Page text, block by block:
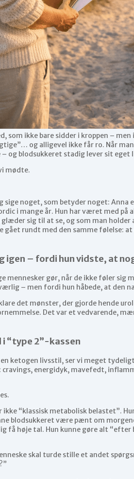
som ikke bare sidder i kroppen –
og alligevel ikke får ro. Når
og blodsukkeret stadig lever sit eget
mødte.
noget, som betyder noget: Anna
i mange år. Hun har været med på
sig til at se, og som man
gået rundt med den samme følelse:
igen – fordi hun vidste, at
mennesker gør, når de ikke føler sig
– men fordi hun håbede, at den
det mønster, der gjorde hende
Det var et vedvarende,
i “type 2”-kassen
ketogen livsstil, ser vi meget
cravings, energidyk, mavefedt,
ikke “klassisk metabolisk belastet”.
blodsukkeret være pænt om
få høje tal. Hun kunne gøre alt
skal turde stille et andet